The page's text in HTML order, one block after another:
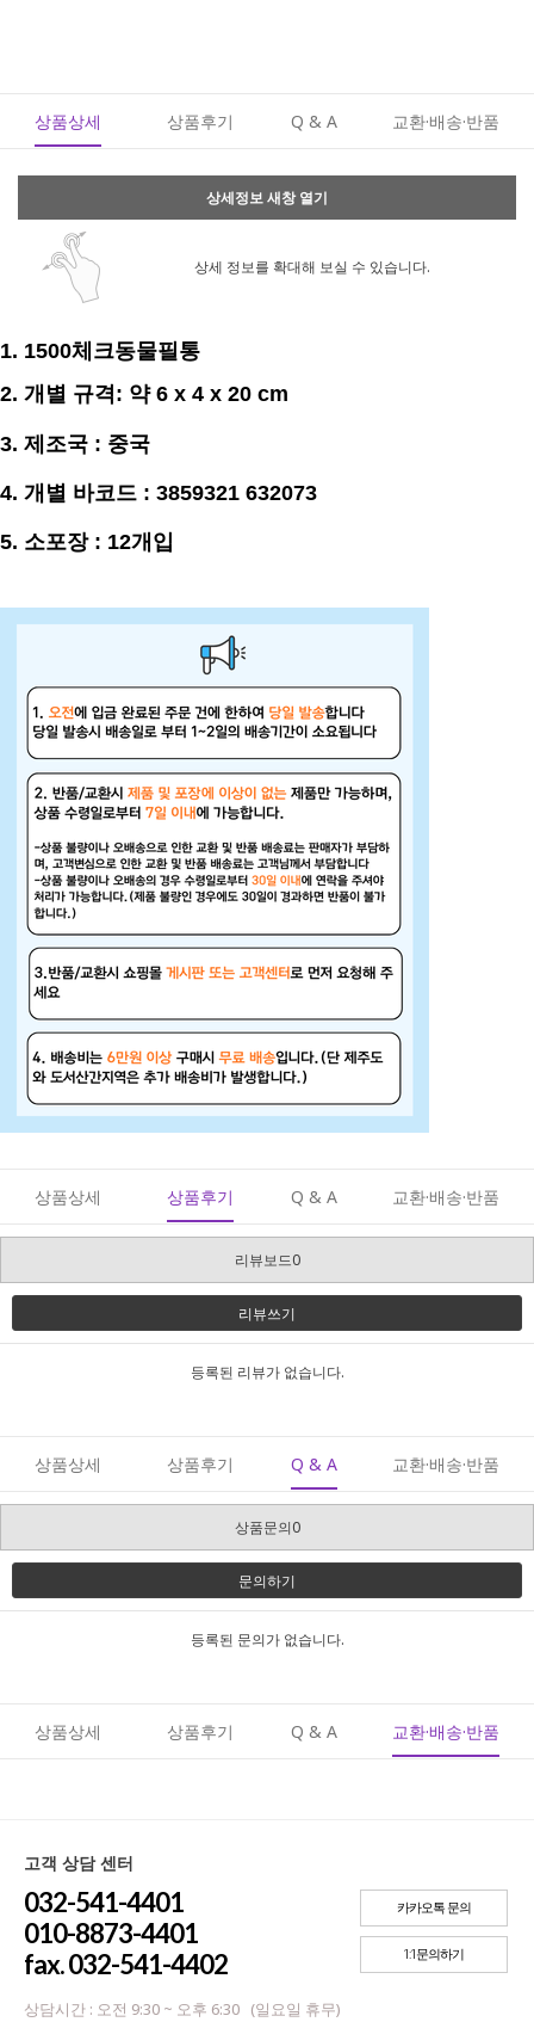
상품상세 상품후기 Q & A 교환·배송·반품
상세정보 새창 열기
상세 정보를 확대해 보실 수 있습니다.
1. 1500체크동물필통
2. 개별 규격: 약 6 x 4 x 20 cm
3. 제조국 : 중국
4. 개별 바코드 : 3859321 632073
5. 소포장 : 12개입
상품상세 상품후기 Q & A 교환·배송·반품
리뷰보드0
리뷰쓰기
등록된 리뷰가 없습니다.
상품상세 상품후기 Q & A 교환·배송·반품
상품문의0
문의하기
등록된 문의가 없습니다.
상품상세 상품후기 Q & A 교환·배송·반품
고객 상담 센터
032-541-4401
010-8873-4401
fax. 032-541-4402
상담시간 : 오전 9:30 ~ 오후 6:30 (일요일 휴무)
카카오톡 문의
1:1문의하기